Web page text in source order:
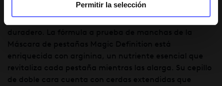
Permitir la selección
Levanta, alarga y define tus pestañas con un efecto
Máscara de pestañas Magic Definition está
enriquecida con arginina, un nutriente esencial que
revitaliza cada pestaña mientras las alarga. Su cepillo
de doble cara cuenta con cerdas extendidas que